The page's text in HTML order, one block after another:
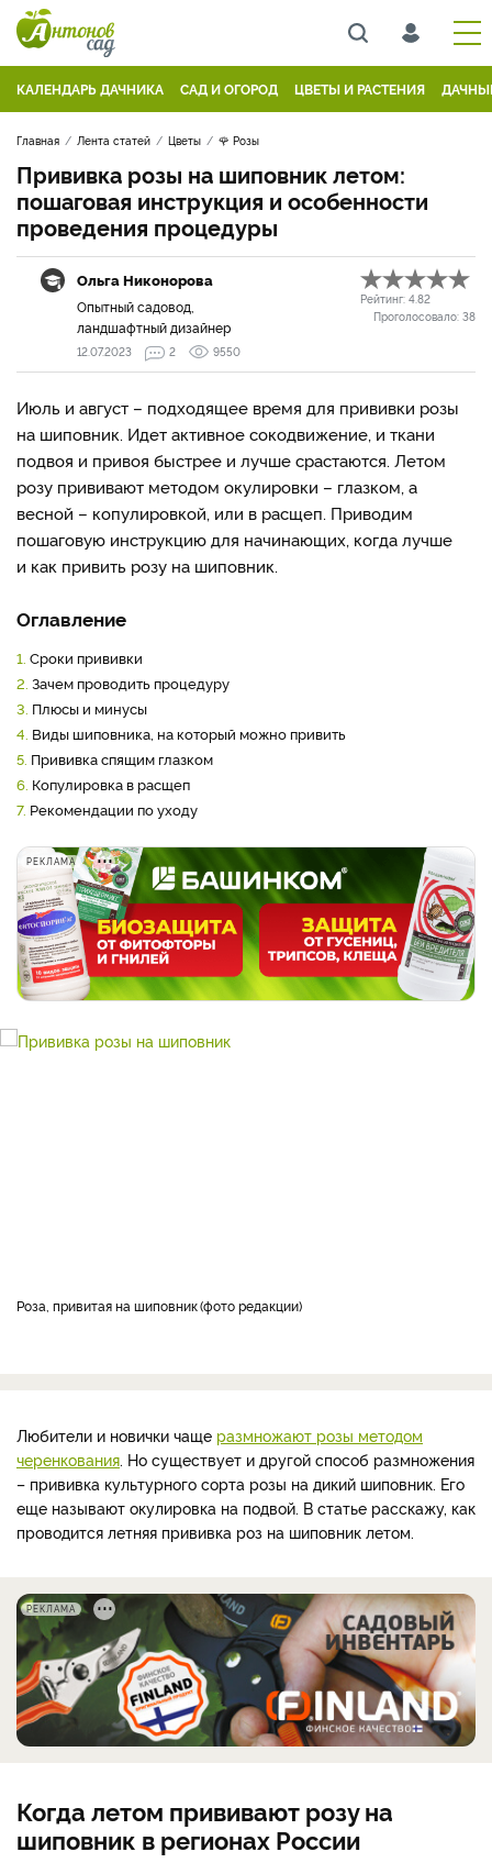
КАЛЕНДАРЬ ДАЧНИКА САД И ОГОРОД ЦВЕТЫ И РАСТЕНИЯ
Главная Лента статей Цветы 🌹 Розы
Прививка розы на шиповник летом:
пошаговая инструкция и особенности
проведения процедуры
Ольга Никонорова
Опытный садовод,
ландшафтный дизайнер
Рейтинг: 4.82
Проголосовало: 38
12.07.2023 2 9550
Июль и август – подходящее время для прививки розы
на шиповник. Идет активное сокодвижение, и ткани
подвоя и привоя быстрее и лучше срастаются. Летом
розу прививают методом окулировки – глазком, а
весной – копулировкой, или в расщеп. Приводим
пошаговую инструкцию для начинающих, когда лучше
и как привить розу на шиповник.
Оглавление
1. Сроки прививки
2. Зачем проводить процедуру
3. Плюсы и минусы
4. Виды шиповника, на который можно привить
5. Прививка спящим глазком
6. Копулировка в расщеп
7. Рекомендации по уходу
РЕКЛАМА
Роза, привитая на шиповник фото редакции
Любители и новички чаще размножают розы методом
черенкования . Но существует и другой способ размножения
– прививка культурного сорта розы на дикий шиповник. Его
еще называют окулировка на подвой. В статье расскажу, как
проводится летняя прививка роз на шиповник летом.
РЕКЛАМА
Когда летом прививают розу на
шиповник в регионах России